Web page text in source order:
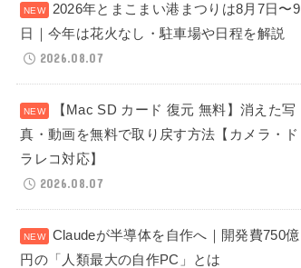
2026年とまこまい港まつりは8月7日〜9
日｜今年は花火なし・駐車場や日程を解説
2026.08.07
【Mac SD カード 復元 無料】消えた写
真・動画を無料で取り戻す方法【カメラ・ド
ラレコ対応】
2026.08.07
Claudeが半導体を自作へ｜開発費750億
円の「人類最大の自作PC」とは